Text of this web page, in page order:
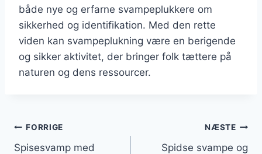
både nye og erfarne svampeplukkere om
sikkerhed og identifikation. Med den rette
viden kan svampeplukning være en berigende
og sikker aktivitet, der bringer folk tættere på
naturen og dens ressourcer.
Indlægsnavigation
FORRIGE
Spisesvamp med
NÆSTE
Spidse svampe og